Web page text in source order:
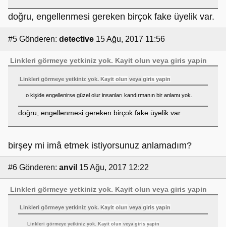
doğru, engellenmesi gereken birçok fake üyelik var.
#5 Gönderen: detective 15 Ağu, 2017 11:56
Linkleri görmeye yetkiniz yok. Kayit olun veyagiris yapin
Linkleri görmeye yetkiniz yok.Kayit olun veyagiris yapin
o kişide engellenirse güzel olur insanları kandırmanın bir anlamı yok.
doğru, engellenmesi gereken birçok fake üyelik var.
birşey mi imâ etmek istiyorsunuz anlamadım?
#6 Gönderen: anvil 15 Ağu, 2017 12:22
Linkleri görmeye yetkiniz yok. Kayit olun veyagiris yapin
Linkleri görmeye yetkiniz yok. Kayit olun veyagiris yapin
Linkleri görmeye yetkiniz yok. Kayit olun veyagiris yapin